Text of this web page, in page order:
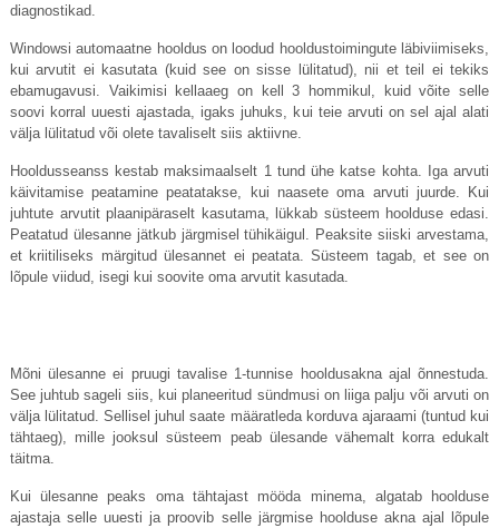
diagnostikad.
Windowsi automaatne hooldus on loodud hooldustoimingute läbiviimiseks,
kui arvutit ei kasutata (kuid see on sisse lülitatud), nii et teil ei tekiks
ebamugavusi. Vaikimisi kellaaeg on kell 3 hommikul, kuid võite selle
soovi korral uuesti ajastada, igaks juhuks, kui teie arvuti on sel ajal alati
välja lülitatud või olete tavaliselt siis aktiivne.
Hooldusseanss kestab maksimaalselt 1 tund ühe katse kohta. Iga arvuti
käivitamise peatamine peatatakse, kui naasete oma arvuti juurde. Kui
juhtute arvutit plaanipäraselt kasutama, lükkab süsteem hoolduse edasi.
Peatatud ülesanne jätkub järgmisel tühikäigul. Peaksite siiski arvestama,
et kriitiliseks märgitud ülesannet ei peatata. Süsteem tagab, et see on
lõpule viidud, isegi kui soovite oma arvutit kasutada.
Mõni ülesanne ei pruugi tavalise 1-tunnise hooldusakna ajal õnnestuda.
See juhtub sageli siis, kui planeeritud sündmusi on liiga palju või arvuti on
välja lülitatud. Sellisel juhul saate määratleda korduva ajaraami (tuntud kui
tähtaeg), mille jooksul süsteem peab ülesande vähemalt korra edukalt
täitma.
Kui ülesanne peaks oma tähtajast mööda minema, algatab hoolduse
ajastaja selle uuesti ja proovib selle järgmise hoolduse akna ajal lõpule